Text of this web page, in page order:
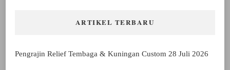
ARTIKEL TERBARU
Pengrajin Relief Tembaga & Kuningan Custom 28 Juli 2026